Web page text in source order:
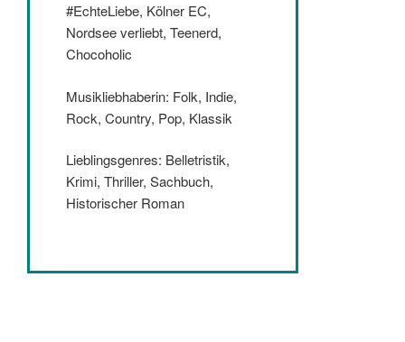
#EchteLiebe, Kölner EC,
Nordsee verliebt, Teenerd,
Chocoholic
Musikliebhaberin: Folk, Indie,
Rock, Country, Pop, Klassik
Lieblingsgenres: Belletristik,
Krimi, Thriller, Sachbuch,
Historischer Roman